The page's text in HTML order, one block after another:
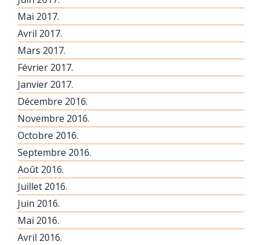
Mai 2017.
Avril 2017.
Mars 2017.
Février 2017.
Janvier 2017.
Décembre 2016.
Novembre 2016.
Octobre 2016.
Septembre 2016.
Août 2016.
Juillet 2016.
Juin 2016.
Mai 2016.
Avril 2016.